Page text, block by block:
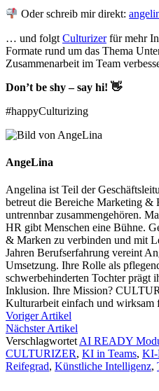
Oder schreib mir direkt:
… und folgt Culturizerfür mehr
Formate rund um das Thema
Zusammenarbeit im Team
Don’t be shy – say hi! 👋
#happyCulturizing
AngeLina
Angelina ist Teil der
betreut die Bereiche Marketing &
untrennbar zusammengehören.
HR gibt Menschen eine Bühne.
& Marken zu verbinden und mit
Jahren Berufserfahrung vereint
Umsetzung. Ihre Rolle als
schwerbehinderten Tochter prägt
Inklusion. Ihre Mission?
Kulturarbeit einfach und wirksam
Voriger Artikel
Nächster Artikel
Verschlagwortet AI READY
CULTURIZER, KI in Teams, KI-
Reifegrad, Künstliche Intelligenz,